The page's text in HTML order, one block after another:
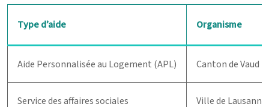
Type d’aide Organisme
Aide Personnalisée au Logement (APL) Canton de Vaud
Service des affaires sociales Ville de Lausanne